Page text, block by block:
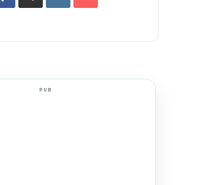
PUB